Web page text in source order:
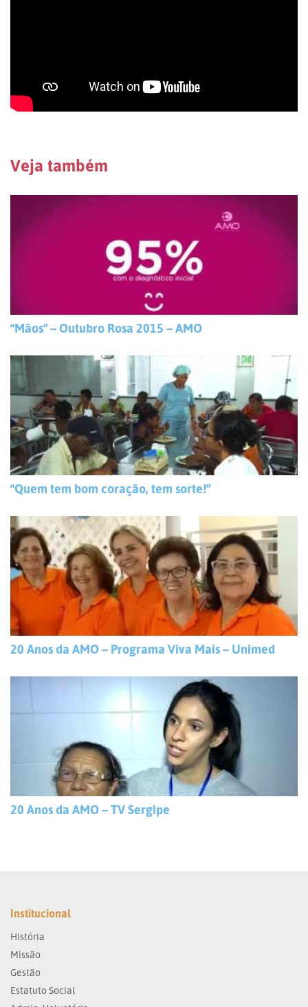
Veja também
“Mãos” – Outubro Rosa 2015 – AMO
“Quem tem bom coração, tem sorte!”
20 Anos da AMO – Programa Viva Mais – Unimed
20 Anos da AMO – TV Sergipe
Institucional
História
Missão
Gestão
Estatuto Social